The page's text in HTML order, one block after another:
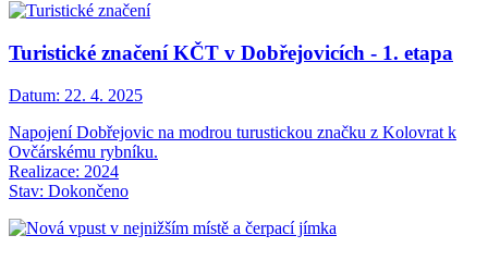
Turistické značení KČT v Dobřejovicích - 1. etapa
Datum: 22. 4. 2025
Napojení Dobřejovic na modrou turustickou značku z Kolovrat k
Ovčárskému rybníku.
Realizace: 2024
Stav: Dokončeno